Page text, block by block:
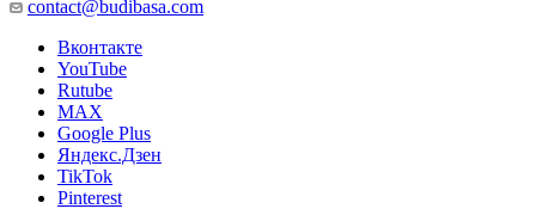
contact@budibasa.com
Вконтакте
YouTube
Rutube
MAX
Google Plus
Яндекс.Дзен
TikTok
Pinterest